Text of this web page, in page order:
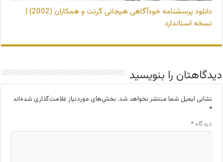
دانلود پرسشنامه خودآگاهی هیجانی گرنت و همکاران (2002) |
نسخه استاندارد
دیدگاهتان را بنویسید
نشانی ایمیل شما منتشر نخواهد شد. بخش‌های موردنیاز علامت‌گذاری شده‌اند
*
دیدگاه*